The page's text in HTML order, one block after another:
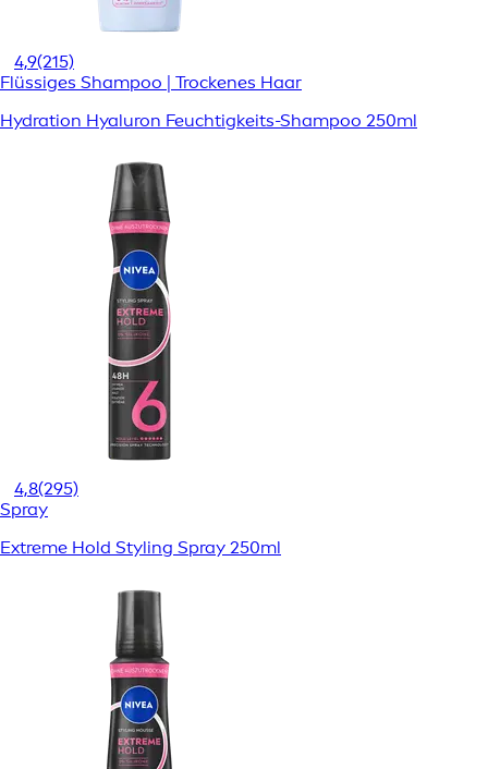
4,9(215)
Flüssiges Shampoo | Trockenes Haar
Hydration Hyaluron Feuchtigkeits-Shampoo 250ml
4,8(295)
Spray
Extreme Hold Styling Spray 250ml